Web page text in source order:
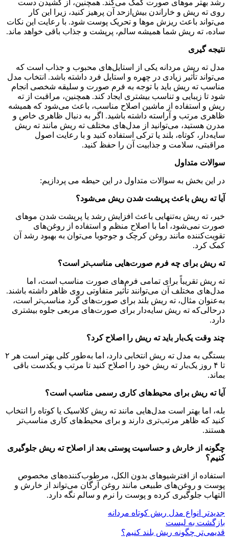
رشد بهتر موهای صورت کمک می‌کند. همچنین، از کشیدن دست
روی ته ریش و خاراندن بیش‌ازحد آن پرهیز کنید، زیرا این کار
می‌تواند باعث ریزش موها و تحریک پوست شود. با رعایت این نکات
ساده، ته ریش شما همیشه سالم، پرپشت و جذاب باقی خواهد ماند.
نتیجه‌ گیری
مدل ته ریش مردانه یکی از استایل‌های محبوب و جذاب است که
می‌تواند تأثیر زیادی در چهره و استایل فرد داشته باشد. انتخاب مدل
مناسب ته ریش باید با توجه به فرم صورت و سلیقه شخصی انجام
شود تا زیبایی و تناسب بیشتری ایجاد کند. همچنین، مراقبت از ته
ریش و استفاده از ماشین اصلاح مناسب، باعث می‌شود که همیشه
ظاهری مرتب و آراسته داشته باشید. اگر به دنبال ظاهری خاص و
مدرن هستید، می‌توانید از مدل‌های مختلف ته ریش مانند ته ریش
سایه‌دار، کوتاه، بلند یا ترکی استفاده کنید و با رعایت اصول
مراقبتی، سلامت و جذابیت آن را حفظ کنید.
سوالات متداول
در این بخش به سوالات متداول در این حیطه می پردازیم:
آیا ته ریش باعث پرپشت شدن ریش می‌شود؟
خیر، ته ریش به‌تنهایی باعث افزایش رشد یا پرپشت شدن موهای
صورت نمی‌شود، اما با اصلاح منظم و استفاده از روغن‌های
تقویت‌کننده مانند روغن کرچک و جوجوبا می‌توان به بهبود رشد آن
کمک کرد.
ته ریش برای چه فرم صورت‌هایی مناسب‌تر است؟
ته ریش تقریباً برای تمامی فرم‌های صورت مناسب است، اما
مدل‌های مختلف آن می‌توانند تأثیر متفاوتی روی ظاهر داشته باشند.
به‌عنوان مثال، ته ریش بلند برای صورت‌های گرد مناسب‌تر است،
درحالی‌که ته ریش سایه‌دار برای صورت‌های مربعی جلوه بیشتری
دارد.
چند وقت یک‌بار باید ته ریش را اصلاح کرد؟
بستگی به مدل ته ریش انتخابی دارد، اما به‌طور کلی بهتر است هر ۲
تا ۴ روز یک‌بار ته ریش خود را اصلاح کنید تا مرتب و یکدست باقی
بماند.
آیا ته ریش برای محیط‌های کاری رسمی مناسب است؟
بله، اما بهتر است مدل‌هایی مانند ته ریش کلاسیک یا کوتاه را انتخاب
کنید که ظاهر مرتب‌تری دارند و برای محیط‌های کاری مناسب‌تر
هستند.
چگونه از خارش و حساسیت پوستی بعد از اصلاح ته ریش جلوگیری
کنیم؟
استفاده از افترشیوهای بدون الکل، مرطوب‌کننده‌های مخصوص
پوست و روغن‌های طبیعی مانند روغن آرگان می‌تواند از خارش و
التهاب جلوگیری کرده و پوست را نرم و سالم نگه دارد.
جدیدتر
انواع مدل ریش کوتاه مردانه
بازگشت به لیست
قدیمی‌تر چگونه ریش بلند کنیم؟